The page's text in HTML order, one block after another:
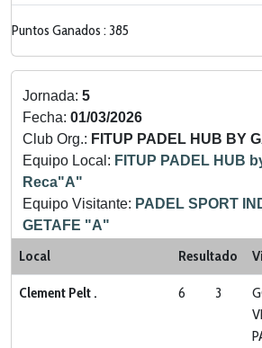
Puntos Ganados : 385
Jornada: 5
Fecha: 01/03/2026
Club Org.: FITUP PADEL HUB BY
Equipo Local: FITUP PADEL HUB
Reca"A"
Equipo Visitante: PADEL SPORT
GETAFE "A"
Grupo:
DIVISION DE HONOR
Local Resultado
Clement Pelt . 6 3